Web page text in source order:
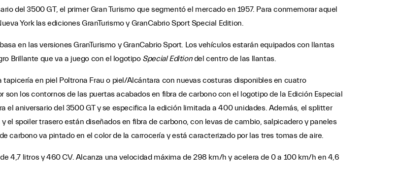
del 3500 GT, el primer Gran Turismo que segmentó el mercado en 1957. Para conmemorar aquel
York las ediciones GranTurismo y GranCabrio Sport Special Edition.
en las versiones GranTurismo y GranCabrio Sport. Los vehículos estarán equipados con llantas
Brillante que va a juego con el logotipo Special Editiondel centro de las llantas.
en piel Poltrona Frau o piel/Alcántara con nuevas costuras disponibles en cuatro
los contornos de las puertas acabados en fibra de carbono con el logotipo de la Edición Especial
el aniversario del 3500 GT y se especifica la edición limitada a 400 unidades. Además, el splitter
el spoiler trasero están diseñados en fibra de carbono, con levas de cambio, salpicadero y paneles
carbono va pintado en el color de la carrocería y está caracterizado por las tres tomas de aire.
4,7 litros y 460 CV. Alcanza una velocidad máxima de 298 km/h y acelera de 0 a 100 km/h en 4,6